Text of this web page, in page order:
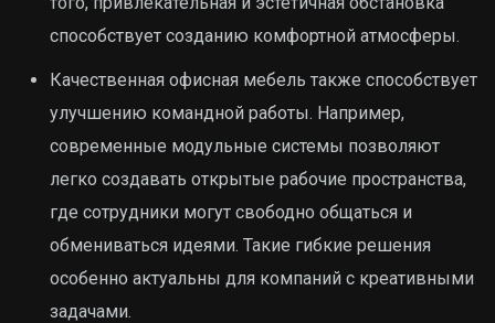
способствует созданию комфортной атмосферы.
Качественная офисная мебель также способствует
улучшению командной работы. Например,
современные модульные системы позволяют
легко создавать открытые рабочие пространства,
где сотрудники могут свободно общаться и
обмениваться идеями. Такие гибкие решения
особенно актуальны для компаний с креативными
задачами.